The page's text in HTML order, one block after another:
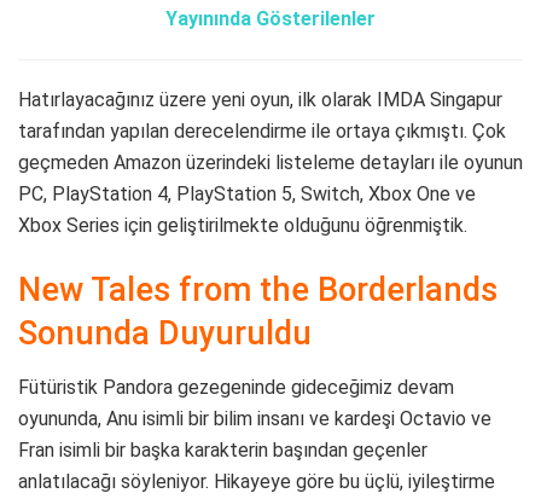
Yayınında Gösterilenler
Hatırlayacağınız üzere yeni oyun, ilk olarak IMDA Singapur
tarafından yapılan derecelendirme ile ortaya çıkmıştı. Çok
geçmeden Amazon üzerindeki listeleme detayları ile oyunun
PC, PlayStation 4, PlayStation 5, Switch, Xbox One ve
Xbox Series için geliştirilmekte olduğunu öğrenmiştik.
New Tales from the Borderlands
Sonunda Duyuruldu
Fütüristik Pandora gezegeninde gideceğimiz devam
oyununda, Anu isimli bir bilim insanı ve kardeşi Octavio ve
Fran isimli bir başka karakterin başından geçenler
anlatılacağı söyleniyor. Hikayeye göre bu üçlü, iyileştirme